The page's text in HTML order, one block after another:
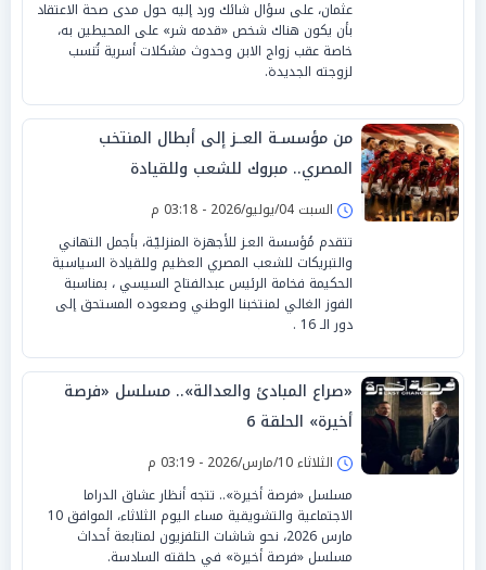
عثمان، على سؤال شائك ورد إليه حول مدى صحة الاعتقاد
بأن يكون هناك شخص «قدمه شر» على المحيطين به،
خاصة عقب زواج الابن وحدوث مشكلات أسرية تُنسب
لزوجته الجديدة.
من مؤسسـة العــز إلى أبطال المنتخب
المصري.. مبروك للشعب وللقيادة
السبت 04/يوليو/2026 - 03:18 م
تتقدم مُؤسسة العـز للأجهزة المنزليّـة، بأجمل التهاني
والتبريكات للشعب المصري العظيم وللقيادة السياسية
الحكيمة فخامة الرئيس عبدالفتاح السيسي ، بمناسبة
الفوز الغالي لمنتخبنا الوطني وصعوده المستحق إلى
دور الـ 16 .
«صراع المبادئ والعدالة».. مسلسل «فرصة
أخيرة» الحلقة 6
الثلاثاء 10/مارس/2026 - 03:19 م
مسلسل «فرصة أخيرة».. تتجه أنظار عشاق الدراما
الاجتماعية والتشويقية مساء اليوم الثلاثاء، الموافق 10
مارس 2026، نحو شاشات التلفزيون لمتابعة أحداث
مسلسل «فرصة أخيرة» في حلقته السادسة.